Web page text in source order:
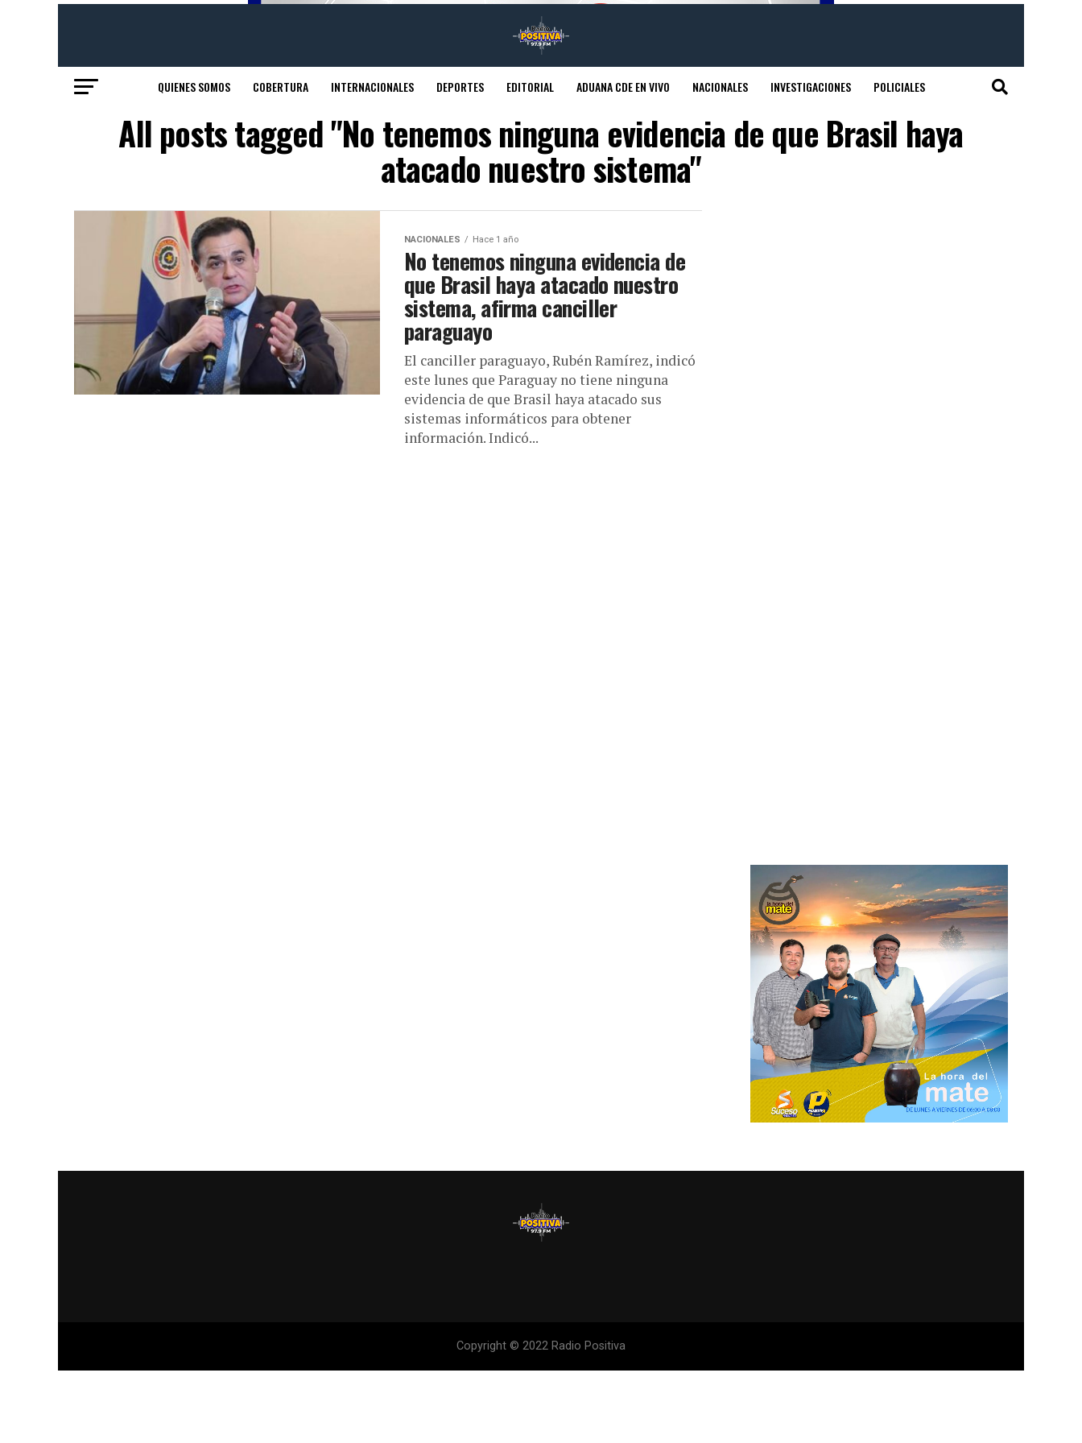
QUIENES SOMOS COBERTURA INTERNACIONALES DEPORTES EDITORIAL ADUANA CDE EN VIVO NACIONALES INVESTIGACIONES POLICIALES
All posts tagged "No tenemos ninguna evidencia de que Brasil haya
atacado nuestro sistema"
NACIONALES Hace 1 año
No tenemos ninguna evidencia de
que Brasil haya atacado nuestro
sistema, afirma canciller
paraguayo
El canciller paraguayo, Rubén Ramírez, indicó
este lunes que Paraguay no tiene ninguna
evidencia de que Brasil haya atacado sus
sistemas informáticos para obtener
información. Indicó...
Copyright © 2022 Radio Positiva